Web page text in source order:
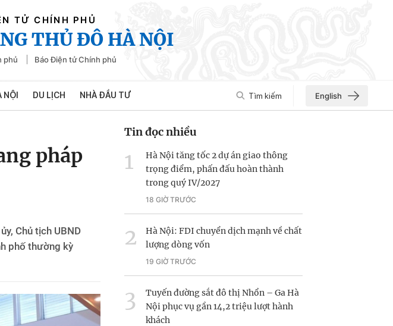
TỬ CHÍNH PHỦ
THỦ ĐÔ HÀ NỘI
phủ Báo Điện tử Chính phủ
NỘI DU LỊCH NHÀ ĐẦU TƯ Tìm kiếm English
pháp
Chủ tịch UBND
phố thường kỳ
Tin đọc nhiều
Hà Nội tăng tốc 2 dự án giao thông
trọng điểm, phấn đấu hoàn thành
trong quý IV/2027
18 GIỜ TRƯỚC
Hà Nội: FDI chuyển dịch mạnh về chất
lượng dòng vốn
19 GIỜ TRƯỚC
Tuyến đường sắt đô thị Nhổn – Ga Hà
Nội phục vụ gần 14,2 triệu lượt hành
khách